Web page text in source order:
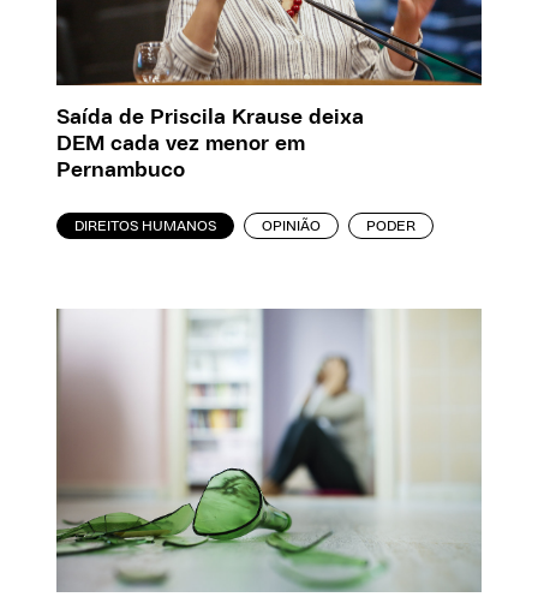
Saída de Priscila Krause deixa
DEM cada vez menor em
Pernambuco
DIREITOS HUMANOS OPINIÃO PODER